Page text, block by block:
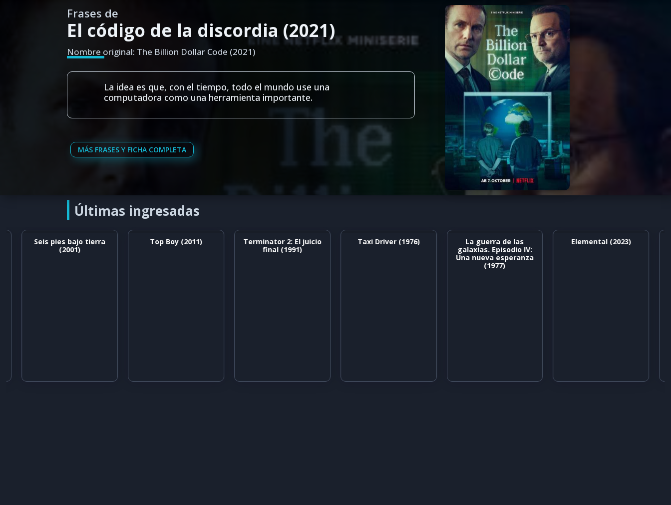
Frases de
El código de la discordia (2021)
Nombre original: The Billion Dollar Code (2021)
La idea es que, con el tiempo, todo el mundo use una
computadora como una herramienta importante.
MÁS FRASES Y FICHA COMPLETA
Últimas ingresadas
Seis pies bajo tierra
(2001)
Top Boy (2011)
Terminator 2: El juicio
final (1991)
Taxi Driver (1976)
La guerra de las
galaxias. Episodio IV:
Una nueva esperanza
(1977)
Elemental (2023)